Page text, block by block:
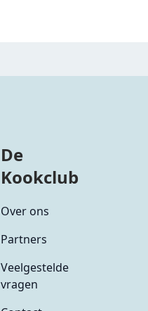
De
Kookclub
Over ons
Partners
Veelgestelde
vragen